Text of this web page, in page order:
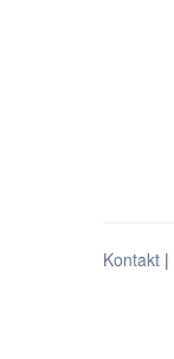
Kontakt |